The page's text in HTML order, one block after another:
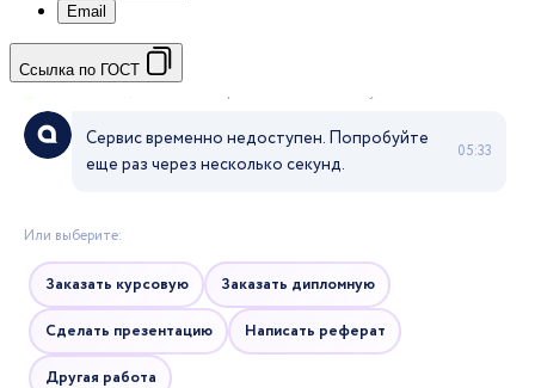
Email
Ссылка по ГОСТ